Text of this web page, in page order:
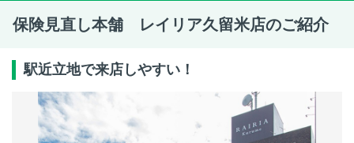
保険見直し本舗 レイリア久留米店のご紹介
駅近立地で来店しやすい！